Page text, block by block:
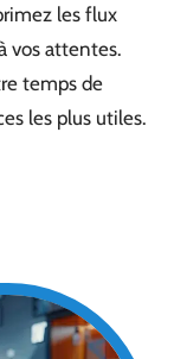
les flux
vos attentes.
temps de
les plus utiles.